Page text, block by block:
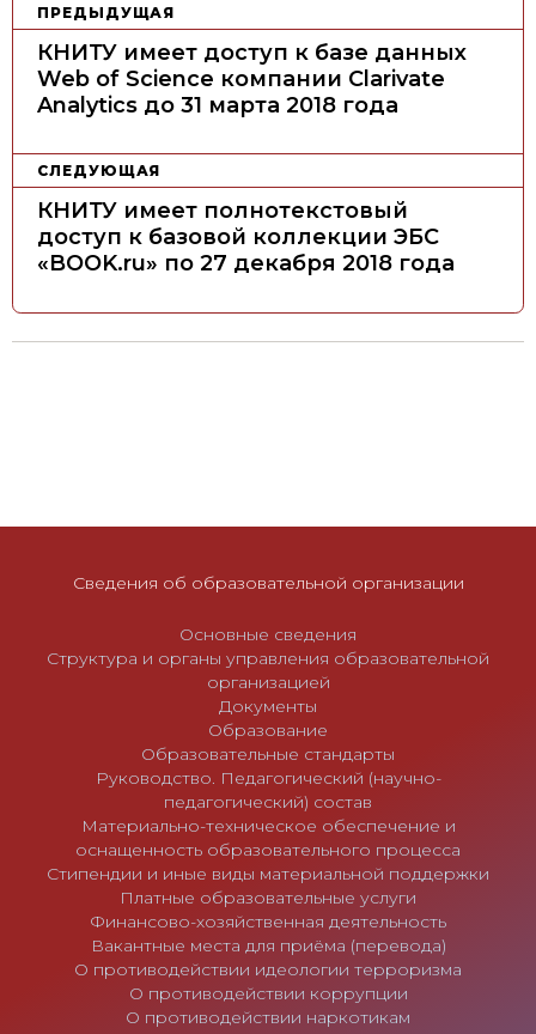
Н
г
а
п
о
ПРЕДЫДУЩАЯ
КНИТУ имеет доступ к базе данных
Web of Science компании Clarivate
Analytics до 31 марта 2018 года
СЛЕДУЮЩАЯ
КНИТУ имеет полнотекстовый
доступ к базовой коллекции ЭБС
«BOOK.ru» по 27 декабря 2018 года
Сведения об образовательной организации
Основные сведения
Структура и органы управления образовательной
организацией
Документы
Образование
Образовательные стандарты
Руководство. Педагогический (научно-
педагогический) состав
Материально-техническое обеспечение и
оснащенность образовательного процесса
Стипендии и иные виды материальной поддержки
Платные образовательные услуги
Финансово-хозяйственная деятельность
Вакантные места для приёма (перевода)
О противодействии идеологии терроризма
О противодействии коррупции
О противодействии наркотикам